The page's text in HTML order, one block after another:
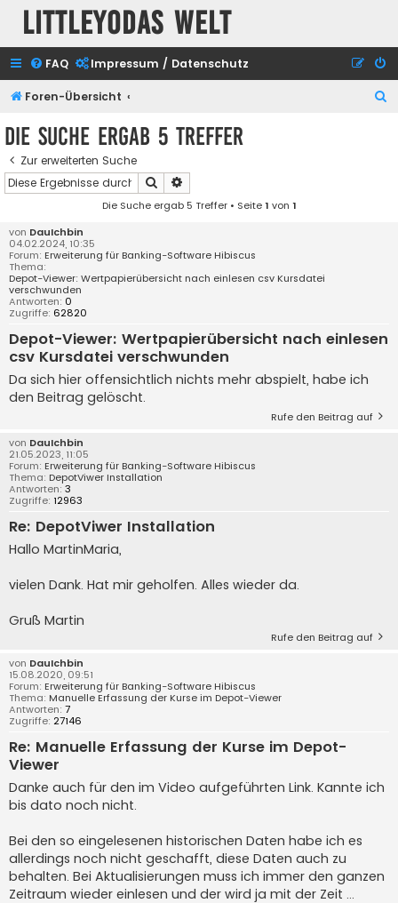
Littleyodas Welt
FAQ Impressum / Datenschutz
Foren-Übersicht
Die Suche ergab 5 Treffer
Zur erweiterten Suche
Suche
Die Suche ergab 5 Treffer • Seite1 von 1
von DauIchbin
04.02.2024, 10:35
Forum: Erweiterung für Banking-Software Hibiscus
Thema:
Depot-Viewer: Wertpapierübersicht nach einlesen csv Kursdatei
verschwunden
Antworten: 0
Zugriffe: 62820
Depot-Viewer: Wertpapierübersicht nach einlesen
csv Kursdatei verschwunden
Da sich hier offensichtlich nichts mehr abspielt, habe ich
den Beitrag gelöscht.
Rufe den Beitrag auf
von DauIchbin
21.05.2023, 11:05
Forum: Erweiterung für Banking-Software Hibiscus
Thema: DepotViwer Installation
Antworten: 3
Zugriffe: 12963
Re: DepotViwer Installation
Hallo MartinMaria,
vielen Dank. Hat mir geholfen. Alles wieder da.
Gruß Martin
Rufe den Beitrag auf
von DauIchbin
15.08.2020, 09:51
Forum: Erweiterung für Banking-Software Hibiscus
Thema: Manuelle Erfassung der Kurse im Depot-Viewer
Antworten: 7
Zugriffe: 27146
Re: Manuelle Erfassung der Kurse im Depot-
Viewer
Danke auch für den im Video aufgeführten Link. Kannte ich
bis dato noch nicht.
Bei den so eingelesenen historischen Daten habe ich es
allerdings noch nicht geschafft, diese Daten auch zu
behalten. Bei Aktualisierungen muss ich immer den ganzen
Zeitraum wieder einlesen und der wird ja mit der Zeit ...